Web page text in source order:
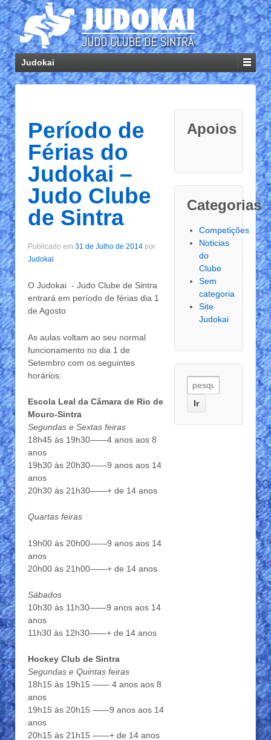
Judokai
Período de
Férias do
Judokai –
Judo Clube
de Sintra
Publicado em 31 de Julho de 2014 por
Judokai
O Judokai - Judo Clube de Sintra
entrará em período de férias dia 1
de Agosto
As aulas voltam ao seu normal
funcionamento no dia 1 de
Setembro com os seguintes
horários:
Escola Leal da Câmara de Rio de
Mouro-Sintra
Segundas e Sextas feiras
18h45 às 19h30——4 anos aos 8
anos
19h30 às 20h30——9 anos aos 14
anos
20h30 às 21h30——+ de 14 anos
Quartas feiras
19h00 às 20h00——9 anos aos 14
anos
20h00 às 21h00——+ de 14 anos
Sábados
10h30 às 11h30——9 anos aos 14
anos
11h30 às 12h30——+ de 14 anos
Hockey Club de Sintra
Segundas e Quintas feiras
18h15 às 19h15 —— 4 anos aos 8
anos
19h15 às 20h15 ——9 anos aos 14
anos
20h15 às 21h15 ——+ de 14 anos
Apoios
Categorias
Competições
Noticias
do
Clube
Sem
categoria
Site
Judokai